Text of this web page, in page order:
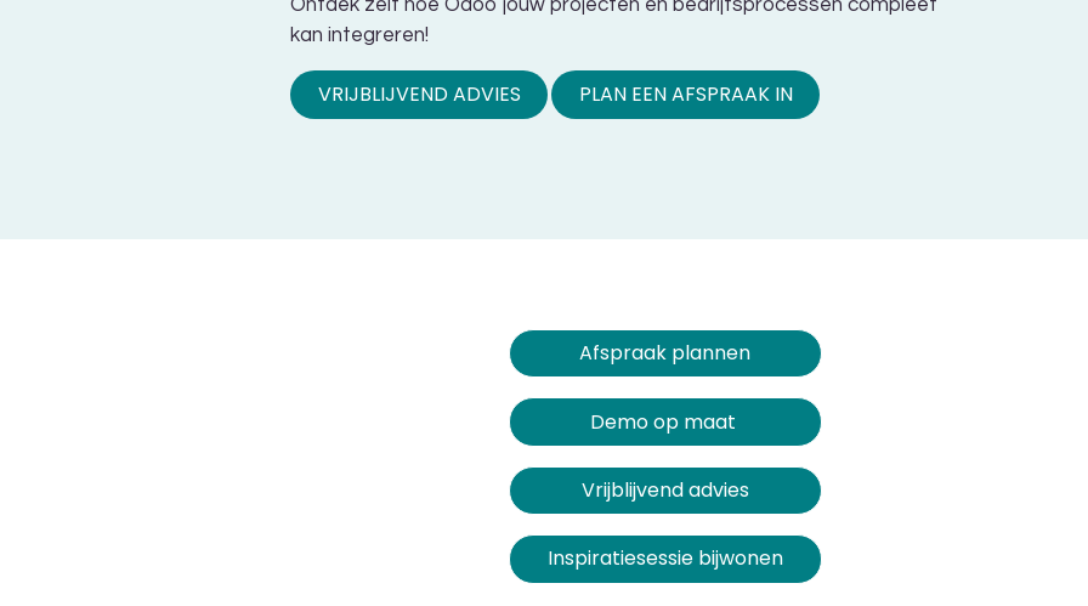
Ontdek zelf hoe Odoo jouw projecten en bedrijfsprocessen compleet
kan integreren!
VRIJBLIJVEND ADVIES PLAN EEN AFSPRAAK IN
Afspraak plannen​​​​
Demo op maat
Vrijblijvend advies
Inspiratiesessie bijwonen